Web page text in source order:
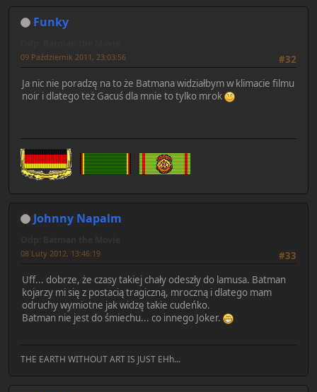
Funky
#32
09 Październik 2011, 23:03:56
Ja nic nie poradzę na to że Batmana widziałbym w klimacie filmu
noir i dlatego też Gacuś dla mnie to tylko mrok
Johnny Napalm
#33
08 Luty 2012, 13:46:19
Uff... dobrze, że czasy takiej chały odeszły do lamusa. Batman
kojarzy mi się z postacią tragiczną, mroczną i dlatego mam
odruchy wymiotne jak widzę takie cudeńko.
Batman nie jest do śmiechu... co innego Joker.
THE EARTH WITHOUT ART IS JUST EHh...